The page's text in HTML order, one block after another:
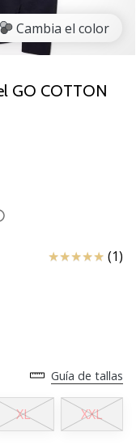
Cambia el color
GO COTTON
Reseña (1)
Guía de tallas
XL XXL